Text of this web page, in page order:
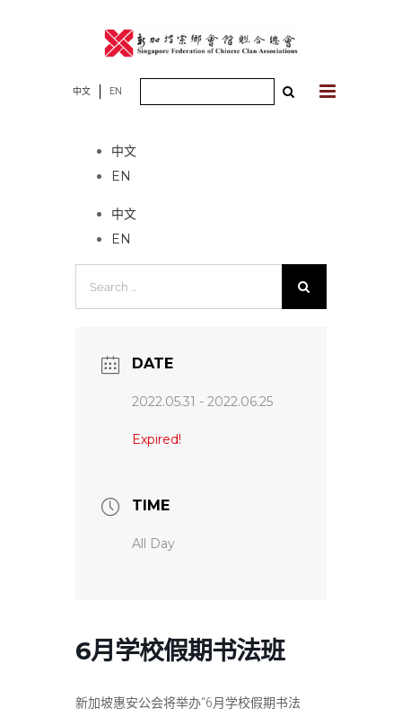
中文 EN
中文
EN
中文
EN
DATE
2022.05.31 - 2022.06.25
Expired!
TIME
All Day
6月学校假期书法班
新加坡惠安公会将举办“6月学校假期书法